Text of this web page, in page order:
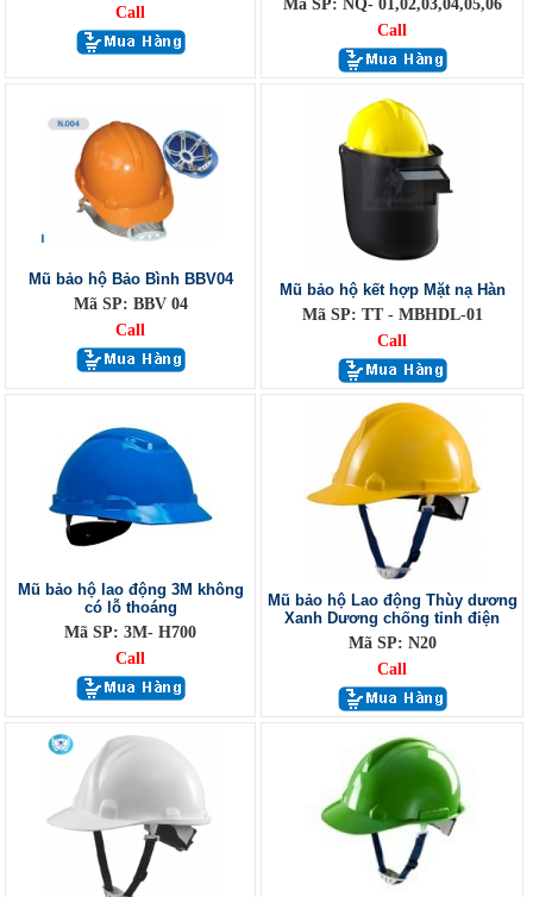
Call
Mã SP: NQ- 01,02,03,04,05,06
Call
Mũ bảo hộ Bảo Bình BBV04
Mã SP: BBV 04
Call
Mũ bảo hộ kết hợp Mặt nạ Hàn
Mã SP: TT - MBHDL-01
Call
Mũ bảo hộ lao động 3M không
có lỗ thoáng
Mã SP: 3M- H700
Call
Mũ bảo hộ Lao động Thùy dương
Xanh Dương chống tỉnh điện
Mã SP: N20
Call